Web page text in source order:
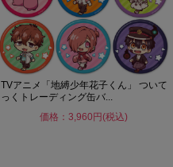
TVアニメ「地縛少年花子くん」 ついて
っくトレーディング缶バ...
価格：3,960円(税込)